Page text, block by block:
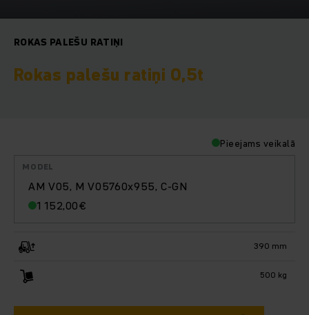
ROKAS PALEŠU RATIŅI
Rokas palešu ratiņi 0,5t
Pieejams veikalā
AM V05, M V05760x955, C-GN
€
1 152,00
MODEL
390 mm
500 kg